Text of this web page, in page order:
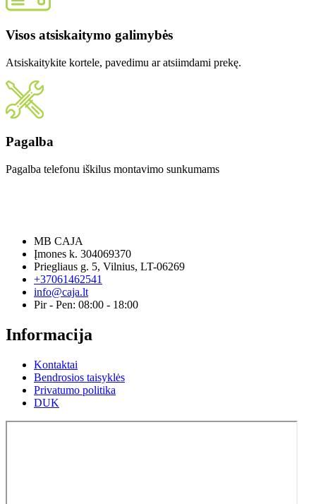
Visos atsiskaitymo galimybės
Atsiskaitykite kortele, pavedimu ar atsiimdami prekę.
Pagalba
Pagalba telefonu iškilus montavimo sunkumams
MB CAJA
Įmones k. 304069370
Priegliaus g. 5, Vilnius, LT-06269
+37061462541
info@caja.lt
Pir - Pen: 08:00 - 18:00
Informacija
Kontaktai
Bendrosios taisyklės
Privatumo politika
DUK